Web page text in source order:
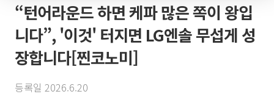
“턴어라운드 하면 케파 많은 쪽이 왕입
니다”, '이것' 터지면 LG엔솔 무섭게 성
장합니다[찐코노미]
등록일 2026.6.20